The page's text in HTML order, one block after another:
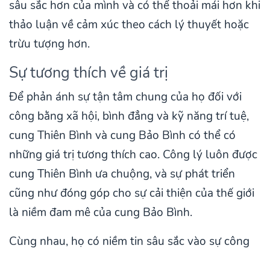
sâu sắc hơn của mình và có thể thoải mái hơn khi
thảo luận về cảm xúc theo cách lý thuyết hoặc
trừu tượng hơn.
Sự tương thích về giá trị
Để phản ánh sự tận tâm chung của họ đối với
công bằng xã hội, bình đẳng và kỹ năng trí tuệ,
cung Thiên Bình và cung Bảo Bình có thể có
những giá trị tương thích cao. Công lý luôn được
cung Thiên Bình ưa chuộng, và sự phát triển
cũng như đóng góp cho sự cải thiện của thế giới
là niềm đam mê của cung Bảo Bình.
Cùng nhau, họ có niềm tin sâu sắc vào sự công